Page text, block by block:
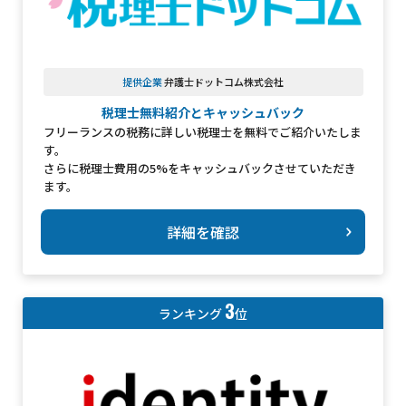
提供企業弁護士ドットコム株式会社
税理士無料紹介とキャッシュバック
フリーランスの税務に詳しい税理士を無料でご紹介いたしま
す。
さらに税理士費用の5%をキャッシュバックさせていただき
ます。
詳細を確認
ランキング 3位